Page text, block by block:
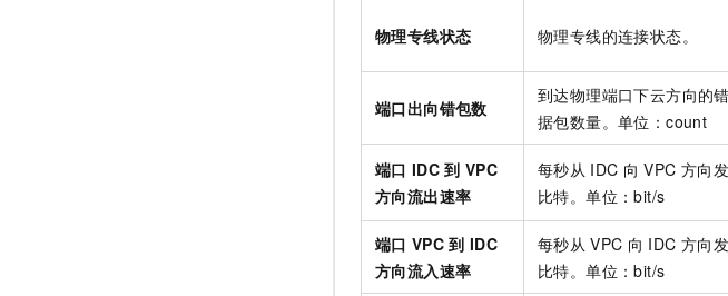
物理专线状态 物理专线的连接状态。
端口出向错包数
到达物理端口下云方向的
据包数量。单位：count
端口 IDC 到 VPC
方向流出速率
每秒从 IDC 向 VPC 方向
比特。单位：bit/s
端口 VPC 到 IDC
方向流入速率
每秒从 VPC 向 IDC 方向
比特。单位：bit/s